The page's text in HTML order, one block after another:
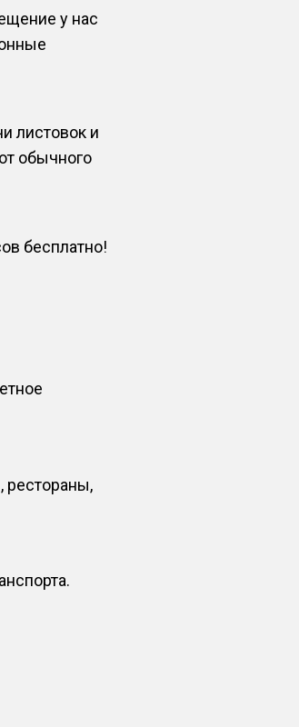
у нас
листовок и
обычного
бесплатно!
рестораны,